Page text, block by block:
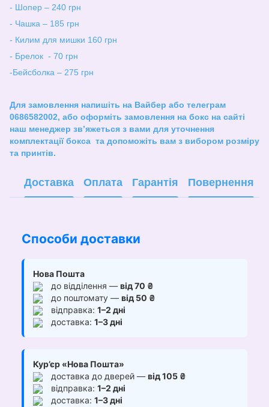
- Шопер – 240 грн
- Чашка – 185 грн
- Килим для мишки 160 грн
- Брелок - 70 грн
-Бейсболка – 275 грн
Для замовлення напишіть на Вайбер або телеграм
0686582002, або оформіть замовлення на бокс на сайті
наш менеджер зв’яжеться з вами для уточнення
комплектації бокса та допоможіть вам з вибором розміру
та принтів.
Доставка Оплата Гарантія Повернення
Способи доставки
Нова Пошта
до відділення — від 70 ₴
до поштомату — від 50 ₴
відправка: 1–2 дні
доставка: 1–3 дні
Кур’єр «Нова Пошта»
доставка до дверей — від 105 ₴
відправка: 1–2 дні
доставка: 1–3 дні